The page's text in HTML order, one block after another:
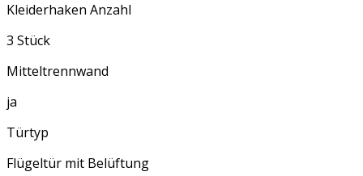
Kleiderhaken Anzahl
3 Stück
Mitteltrennwand
ja
Türtyp
Flügeltür mit Belüftung